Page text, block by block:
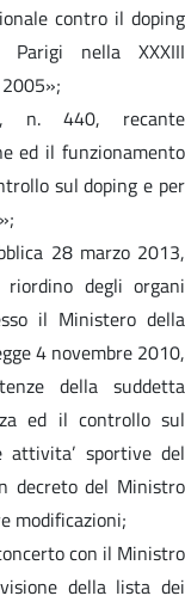
contro il doping
nella XXXIII
n. 440, recante
ed il funzionamento
sul doping e per
28 marzo 2013,
degli organi
il Ministero della
4 novembre 2010,
della suddetta
ed il controllo sul
sportive del
decreto del Ministro
modificazioni;
con il Ministro
della lista dei